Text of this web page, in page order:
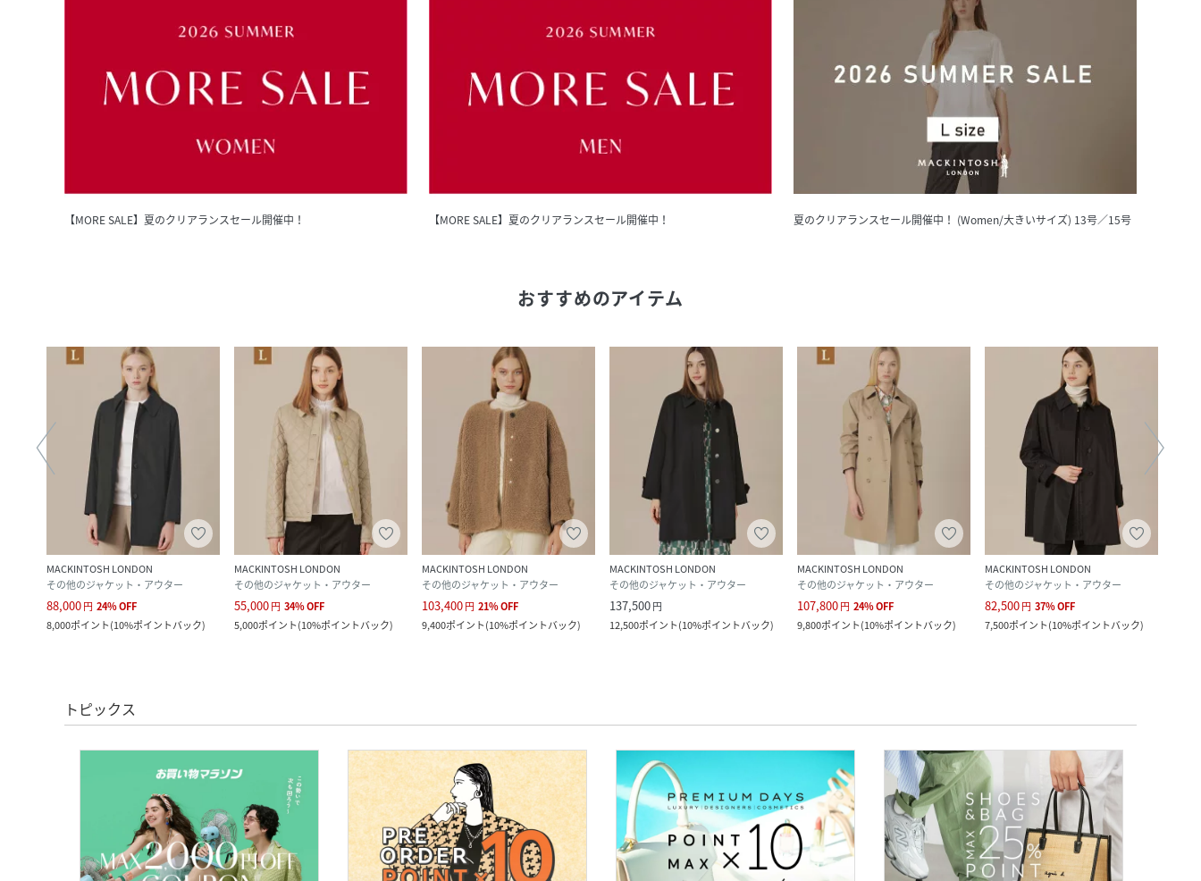
【MORE SALE】夏のクリアランスセール開催中！ 【MORE SALE】夏のクリアランスセール開催中！ 夏のクリアランスセール開催中！ (Women/大きいサイズ) 13号／15号
おすすめのアイテム
MACKINTOSH LONDON
その他のジャケット・アウター
88,000円 24%OFF
8,000ポイント(10%ポイントバック)
MACKINTOSH LONDON
その他のジャケット・アウター
55,000円 34%OFF
5,000ポイント(10%ポイントバック)
MACKINTOSH LONDON
その他のジャケット・アウター
103,400円 21%OFF
9,400ポイント(10%ポイントバック)
MACKINTOSH LONDON
その他のジャケット・アウター
137,500円
12,500ポイント(10%ポイントバック)
MACKINTOSH LONDON
その他のジャケット・アウター
107,800円 24%OFF
9,800ポイント(10%ポイントバック)
MACKINTOSH LONDON
その他のジャケット・アウター
82,500円 37%OFF
7,500ポイント(10%ポイントバック)
トピックス